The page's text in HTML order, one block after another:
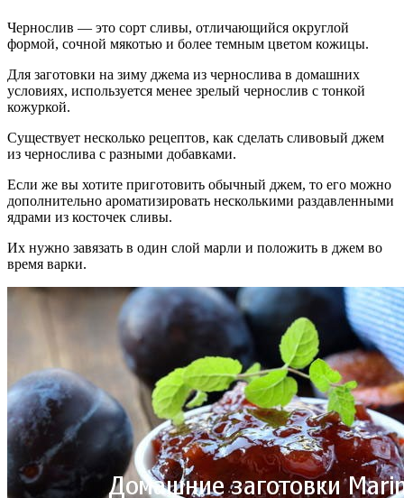
Чернослив — это сорт сливы, отличающийся округлой
формой, сочной мякотью и более темным цветом кожицы.
Для заготовки на зиму джема из чернослива в домашних
условиях, используется менее зрелый чернослив с тонкой
кожуркой.
Существует несколько рецептов, как сделать сливовый джем
из чернослива с разными добавками.
Если же вы хотите приготовить обычный джем, то его можно
дополнительно ароматизировать несколькими раздавленными
ядрами из косточек сливы.
Их нужно завязать в один слой марли и положить в джем во
время варки.